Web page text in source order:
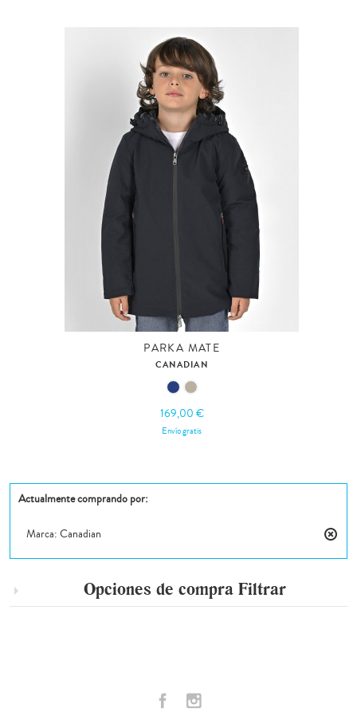
PARKA MATE
CANADIAN
169,00 €
Envío gratis
Actualmente comprando por:
este
Marca: Canadian
Opciones de compra Filtrar